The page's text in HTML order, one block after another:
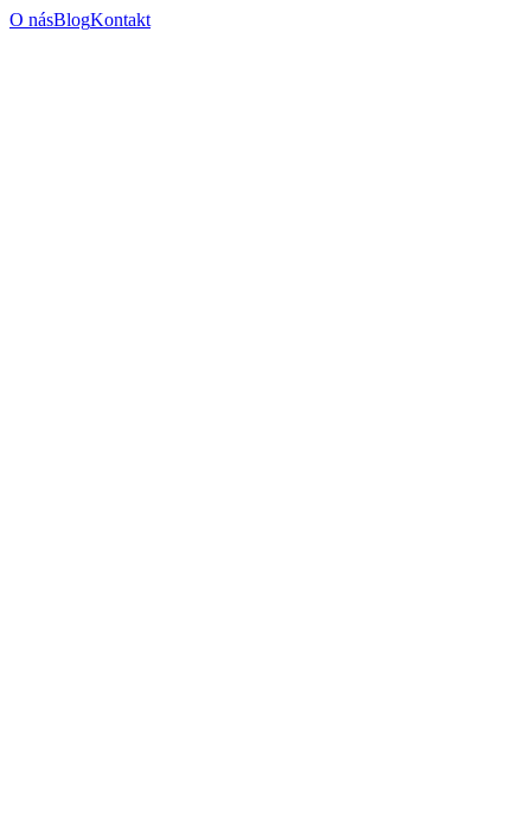
O násBlogKontakt